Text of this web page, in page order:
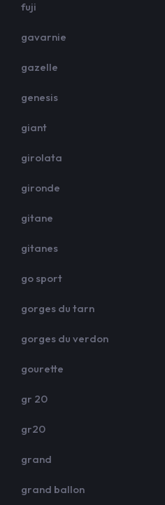
fuji
gavarnie
gazelle
genesis
giant
girolata
gironde
gitane
gitanes
go sport
gorges du tarn
gorges du verdon
gourette
gr 20
gr20
grand
grand ballon